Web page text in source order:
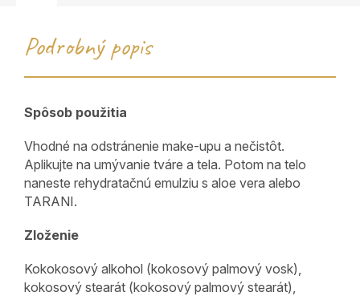
Podrobný popis
Spôsob použitia
Vhodné na odstránenie make-upu a nečistôt.
Aplikujte na umývanie tváre a tela. Potom na telo
naneste rehydratačnú emulziu s aloe vera alebo
TARANI.
Zloženie
Kokokosový alkohol (kokosový palmový vosk),
kokosový stearát (kokosový palmový stearát),